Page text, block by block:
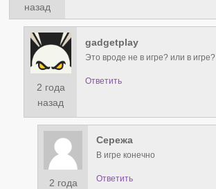
назад
2 года
назад
gadgetplay
Это вроде не в игре? или в игре?
Ответить
2 года
Сережа
В игре конечно
Ответить